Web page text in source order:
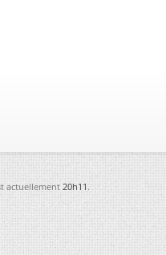
actuellement20h11.